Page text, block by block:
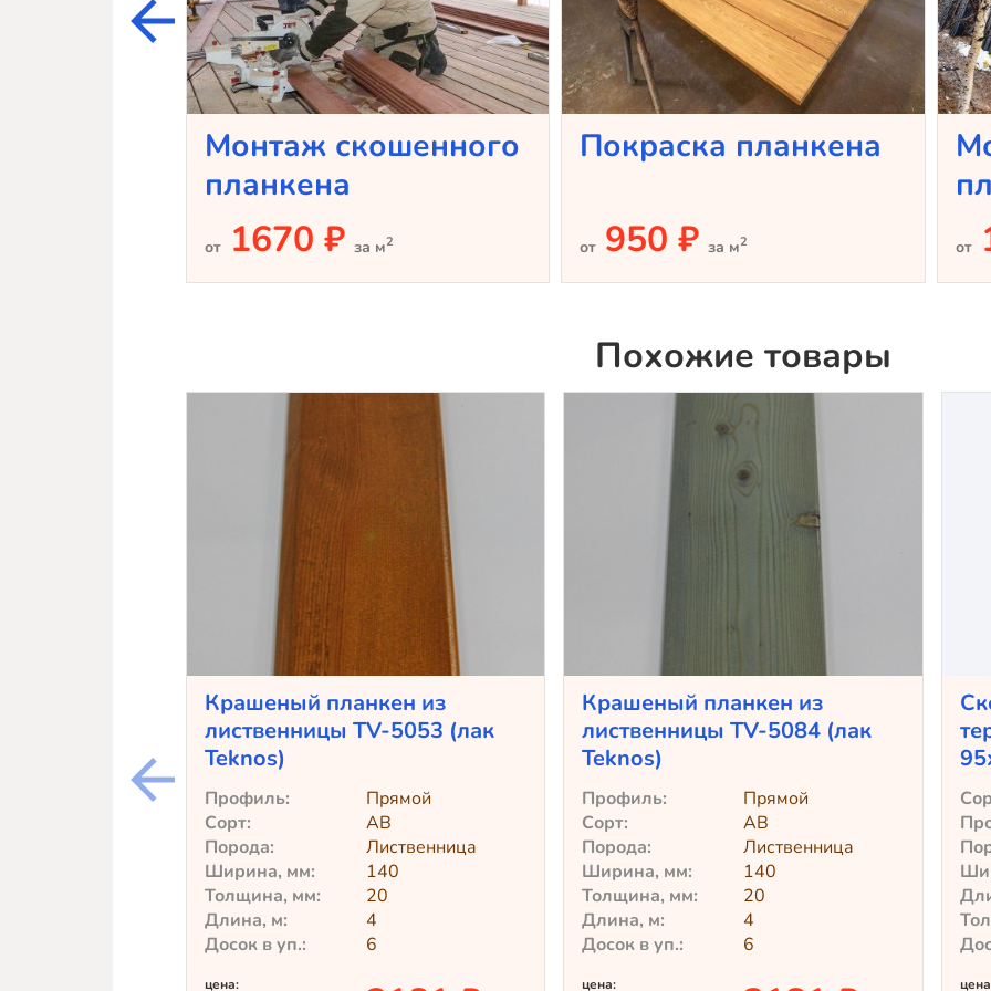
Монтаж скошенного
планкена
от 1670 ₽ за м2
Покраска планкена
от 950 ₽ за м2 от
Похожие товары
Крашеный планкен из
лиственницы TV-5053 (лак
Teknos)
Профиль:
Прямой
Сорт:
АВ
Порода:
Лиственница
Ширина, мм:
140
Толщина, мм:
20
Длина, м:
4
Досок в уп.:
6
цена:
Крашеный планкен из
лиственницы TV-5084 (лак
Teknos)
Профиль:
Прямой
Сорт:
АВ
Порода:
Лиственница
Ширина, мм:
140
Толщина, мм:
20
Длина, м:
4
Досок в уп.:
6
цена: